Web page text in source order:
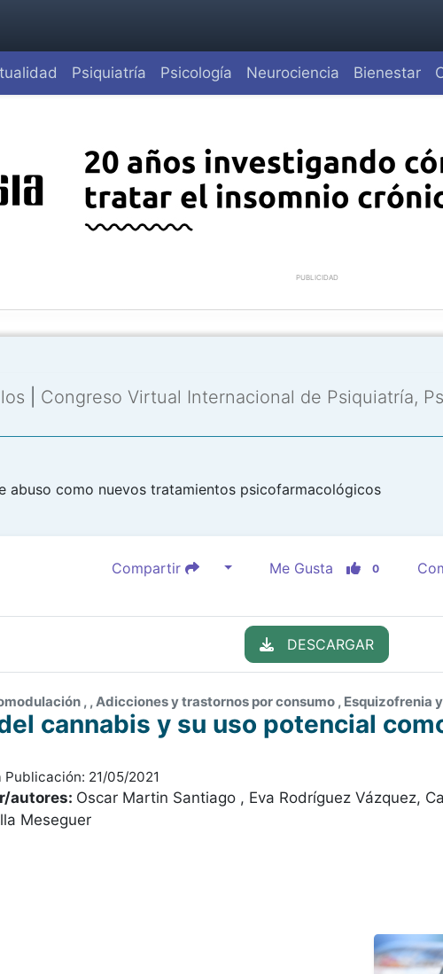
Psiquiatría Psicología Neurociencia Bienestar
PUBLICIDAD
Congreso Virtual Internacional de Psiquiatría,
abuso como nuevos tratamientos psicofarmacológicos
Compartir Me Gusta 0
DESCARGAR
, , Adicciones y trastornos por consumo , Esquizofrenia
cannabis y su uso potencial
Publicación: 21/05/2021
autores: Oscar Martin Santiago , Eva Rodríguez Vázquez,
Meseguer